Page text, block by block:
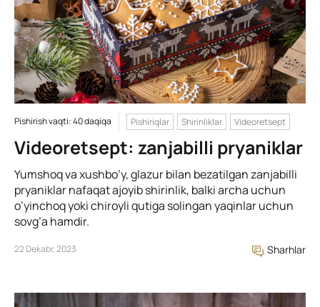
Pishirish vaqti: 40 daqiqa Pishiriqlar Shirinliklar Videoretsept
Videoretsept: zanjabilli pryaniklar
Yumshoq va xushbo’y, glazur bilan bezatilgan zanjabilli
pryaniklar nafaqat ajoyib shirinlik, balki archa uchun
o’yinchoq yoki chiroyli qutiga solingan yaqinlar uchun
sovg’a hamdir.
22 Dekabr, 2023 Sharhlar